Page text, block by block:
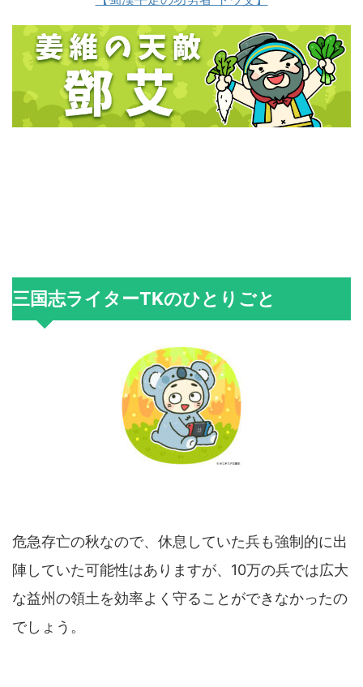
三国志ライターTKのひとりごと
危急存亡の秋なので、休息していた兵も強制的に出
陣していた可能性はありますが、10万の兵では広大
な益州の領土を効率よく守ることができなかったの
でしょう。